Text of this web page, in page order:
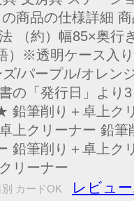
商品の仕様詳細
（約）幅85×奥行
）※透明ケース入
/パープル/オレン
の「発行日」よ
鉛筆削り＋卓上ク
上クリーナー 鉛
鉛筆削り＋卓上ク
リーナー
カードOK レビュ